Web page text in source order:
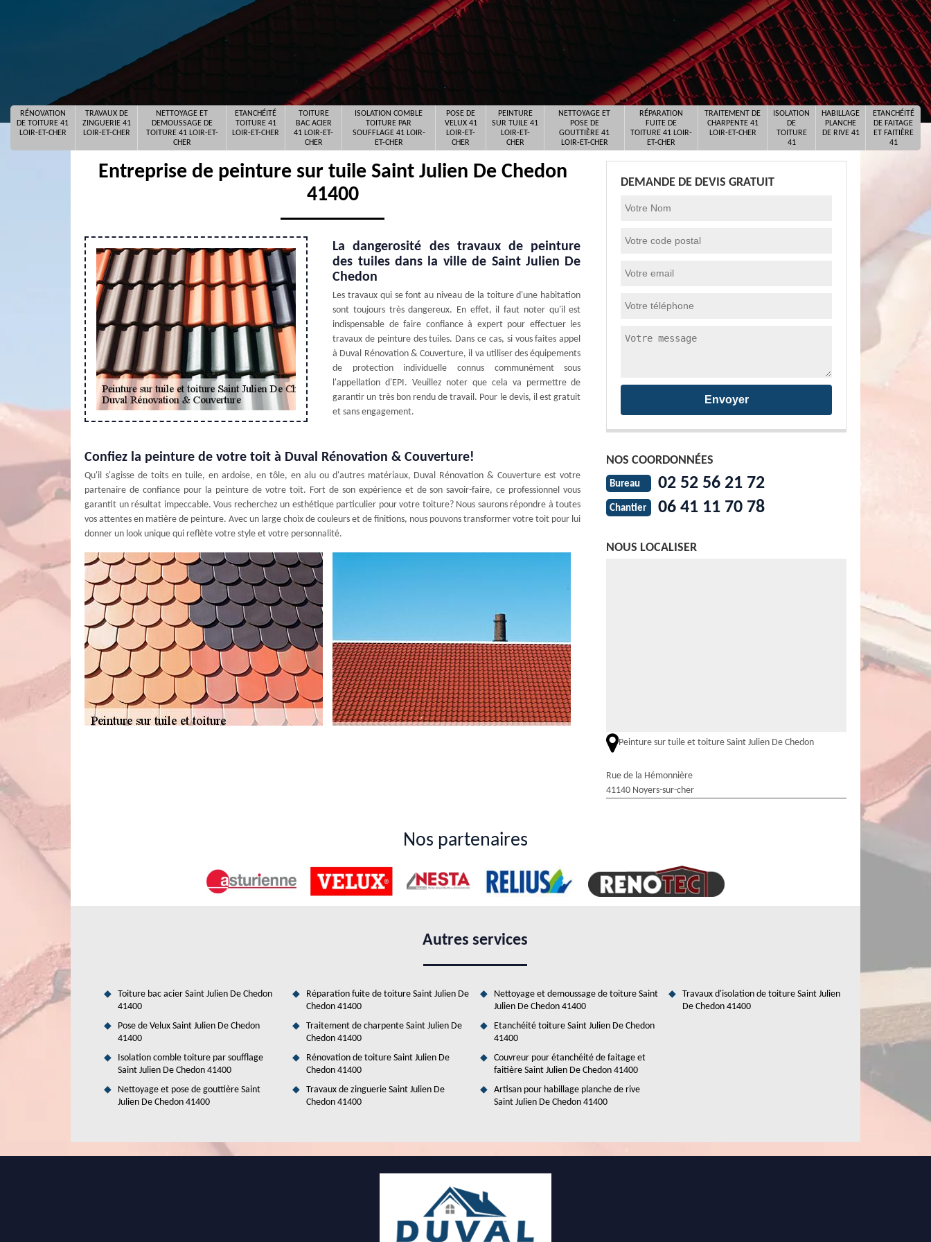
RÉNOVATION
DE TOITURE 41
LOIR-ET-CHER
TRAVAUX DE
ZINGUERIE 41
LOIR-ET-CHER
NETTOYAGE ET
DEMOUSSAGE DE
TOITURE 41 LOIR-ET-
CHER
ETANCHÉITÉ
TOITURE 41
LOIR-ET-CHER
TOITURE
BAC ACIER
41 LOIR-ET-
CHER
ISOLATION COMBLE
TOITURE PAR
SOUFFLAGE 41 LOIR-
ET-CHER
POSE DE
VELUX 41
LOIR-ET-
CHER
PEINTURE
SUR TUILE 41
LOIR-ET-
CHER
NETTOYAGE ET
POSE DE
GOUTTIÈRE 41
LOIR-ET-CHER
RÉPARATION
FUITE DE
TOITURE 41 LOIR-
ET-CHER
TRAITEMENT DE
CHARPENTE 41
LOIR-ET-CHER
ISOLATION
DE
TOITURE
41
HABILLAGE
PLANCHE
DE RIVE 41
ETANCHÉITÉ
DE FAITAGE
ET FAITIÈRE
41
Entreprise de peinture sur tuile Saint Julien De Chedon
41400
La dangerosité des travaux de peinture
des tuiles dans la ville de Saint Julien De
Chedon
Les travaux qui se font au niveau de la toiture d'une habitation
sont toujours très dangereux. En effet, il faut noter qu'il est
indispensable de faire confiance à expert pour effectuer les
travaux de peinture des tuiles. Dans ce cas, si vous faites appel
à Duval Rénovation & Couverture, il va utiliser des équipements
de protection individuelle connus communément sous
l'appellation d'EPI. Veuillez noter que cela va permettre de
garantir un très bon rendu de travail. Pour le devis, il est gratuit
et sans engagement.
Confiez la peinture de votre toit à Duval Rénovation & Couverture!
Qu'il s'agisse de toits en tuile, en ardoise, en tôle, en alu ou d'autres matériaux, Duval Rénovation & Couverture est votre
partenaire de confiance pour la peinture de votre toit. Fort de son expérience et de son savoir-faire, ce professionnel vous
garantit un résultat impeccable. Vous recherchez un esthétique particulier pour votre toiture? Nous saurons répondre à toutes
vos attentes en matière de peinture. Avec un large choix de couleurs et de finitions, nous pouvons transformer votre toit pour lui
donner un look unique qui reflète votre style et votre personnalité.
qu'il peut proposer des tarifs qui sont accessibles à tous. De plus, sachez qu'il peut fixer cette somme d'argent en se basant sur
des critères de prix. Ce sont essentiellement les dimensions de la structure. À côté de cela, il y a le type de peinture qui va être
La peinture des tuiles et les compétences de Duval Rénovation & Couverture à Saint
effectuant des travaux de peinture. Les travaux peuvent être très difficiles et c'est la raison pour laquelle on vous recommande
formations spécifiques pour faire les opérations dans les règles de l'art. De plus, il peut établir un devis gratuit et sans
Toutes les informations à savoir pour les travaux de peinture des tuiles à Saint Julien
DEMANDE DE DEVIS GRATUIT
NOS COORDONNÉES
Bureau 02 52 56 21 72
Chantier 06 41 11 70 78
NOUS LOCALISER
Peinture sur tuile et toiture Saint Julien De Chedon
Rue de la Hémonnière
41140 Noyers-sur-cher
Nos partenaires
Autres services
Toiture bac acier Saint Julien De Chedon
41400
Pose de Velux Saint Julien De Chedon
41400
Isolation comble toiture par soufflage
Saint Julien De Chedon 41400
Nettoyage et pose de gouttière Saint
Julien De Chedon 41400
Réparation fuite de toiture Saint Julien De
Chedon 41400
Traitement de charpente Saint Julien De
Chedon 41400
Rénovation de toiture Saint Julien De
Chedon 41400
Travaux de zinguerie Saint Julien De
Chedon 41400
Nettoyage et demoussage de toiture Saint
Julien De Chedon 41400
Etanchéité toiture Saint Julien De Chedon
41400
Couvreur pour étanchéité de faitage et
faitière Saint Julien De Chedon 41400
Artisan pour habillage planche de rive
Saint Julien De Chedon 41400
Travaux d'isolation de toiture Saint Julien
De Chedon 41400